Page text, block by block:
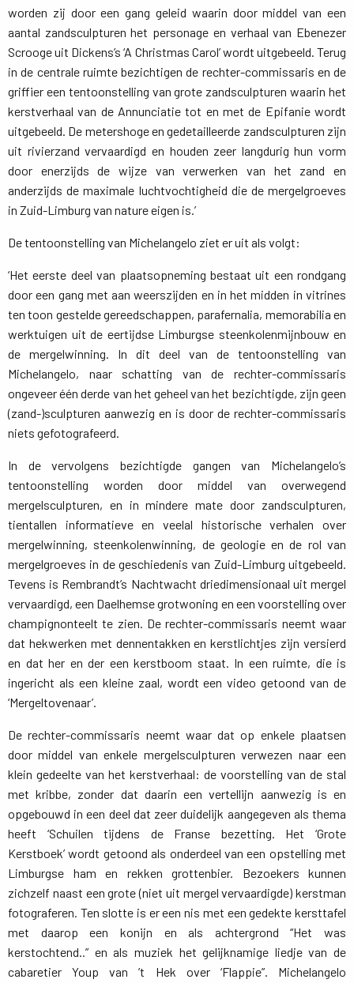
worden zij door een gang geleid waarin door middel van een
aantal zandsculpturen het personage en verhaal van Ebenezer
Scrooge uit Dickens’s ‘A Christmas Carol’ wordt uitgebeeld. Terug
in de centrale ruimte bezichtigen de rechter-commissaris en de
griffier een tentoonstelling van grote zandsculpturen waarin het
kerstverhaal van de Annunciatie tot en met de Epifanie wordt
uitgebeeld. De metershoge en gedetailleerde zandsculpturen zijn
uit rivierzand vervaardigd en houden zeer langdurig hun vorm
door enerzijds de wijze van verwerken van het zand en
anderzijds de maximale luchtvochtigheid die de mergelgroeves
in Zuid-Limburg van nature eigen is.’
De tentoonstelling van Michelangelo ziet er uit als volgt:
‘Het eerste deel van plaatsopneming bestaat uit een rondgang
door een gang met aan weerszijden en in het midden in vitrines
ten toon gestelde gereedschappen, parafernalia, memorabilia en
werktuigen uit de eertijdse Limburgse steenkolenmijnbouw en
de mergelwinning. In dit deel van de tentoonstelling van
Michelangelo, naar schatting van de rechter-commissaris
ongeveer één derde van het geheel van het bezichtigde, zijn geen
(zand-)sculpturen aanwezig en is door de rechter-commissaris
niets gefotografeerd.
In de vervolgens bezichtigde gangen van Michelangelo’s
tentoonstelling worden door middel van overwegend
mergelsculpturen, en in mindere mate door zandsculpturen,
tientallen informatieve en veelal historische verhalen over
mergelwinning, steenkolenwinning, de geologie en de rol van
mergelgroeves in de geschiedenis van Zuid-Limburg uitgebeeld.
Tevens is Rembrandt’s Nachtwacht driedimensionaal uit mergel
vervaardigd, een Daelhemse grotwoning en een voorstelling over
champignonteelt te zien. De rechter-commissaris neemt waar
dat hekwerken met dennentakken en kerstlichtjes zijn versierd
en dat her en der een kerstboom staat. In een ruimte, die is
ingericht als een kleine zaal, wordt een video getoond van de
‘Mergeltovenaar’.
De rechter-commissaris neemt waar dat op enkele plaatsen
door middel van enkele mergelsculpturen verwezen naar een
klein gedeelte van het kerstverhaal: de voorstelling van de stal
met kribbe, zonder dat daarin een vertellijn aanwezig is en
opgebouwd in een deel dat zeer duidelijk aangegeven als thema
heeft ‘Schuilen tijdens de Franse bezetting. Het ‘Grote
Kerstboek’ wordt getoond als onderdeel van een opstelling met
Limburgse ham en rekken grottenbier. Bezoekers kunnen
zichzelf naast een grote (niet uit mergel vervaardigde) kerstman
fotograferen. Ten slotte is er een nis met een gedekte kersttafel
met daarop een konijn en als achtergrond “Het was
kerstochtend..” en als muziek het gelijknamige liedje van de
cabaretier Youp van ’t Hek over ‘Flappie”. Michelangelo